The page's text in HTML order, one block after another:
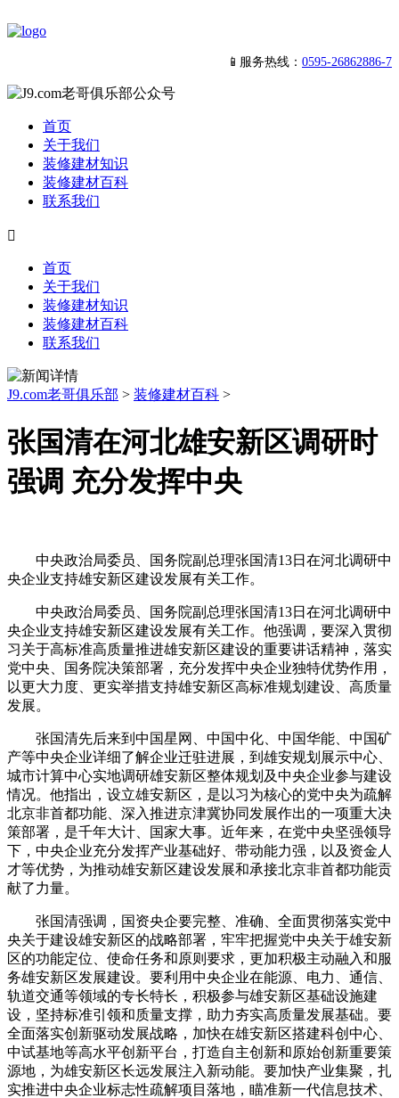
📱服务热线： 0595-26862886-7
首页
关于我们
装修建材知识
装修建材百科
联系我们

首页
关于我们
装修建材知识
装修建材百科
联系我们
J9.com老哥俱乐部 > 装修建材百科 >
张国清在河北雄安新区调研时
强调 充分发挥中央
中央政治局委员、国务院副总理张国清13日在河北调研中
央企业支持雄安新区建设发展有关工作。
中央政治局委员、国务院副总理张国清13日在河北调研中
央企业支持雄安新区建设发展有关工作。他强调，要深入贯彻
习关于高标准高质量推进雄安新区建设的重要讲话精神，落实
党中央、国务院决策部署，充分发挥中央企业独特优势作用，
以更大力度、更实举措支持雄安新区高标准规划建设、高质量
发展。
张国清先后来到中国星网、中国中化、中国华能、中国矿
产等中央企业详细了解企业迁驻进展，到雄安规划展示中心、
城市计算中心实地调研雄安新区整体规划及中央企业参与建设
情况。他指出，设立雄安新区，是以习为核心的党中央为疏解
北京非首都功能、深入推进京津冀协同发展作出的一项重大决
策部署，是千年大计、国家大事。近年来，在党中央坚强领导
下，中央企业充分发挥产业基础好、带动能力强，以及资金人
才等优势，为推动雄安新区建设发展和承接北京非首都功能贡
献了力量。
张国清强调，国资央企要完整、准确、全面贯彻落实党中
央关于建设雄安新区的战略部署，牢牢把握党中央关于雄安新
区的功能定位、使命任务和原则要求，更加积极主动融入和服
务雄安新区发展建设。要利用中央企业在能源、电力、通信、
轨道交通等领域的专长特长，积极参与雄安新区基础设施建
设，坚持标准引领和质量支撑，助力夯实高质量发展基础。要
全面落实创新驱动发展战略，加快在雄安新区搭建科创中心、
中试基地等高水平创新平台，打造自主创新和原始创新重要策
源地，为雄安新区长远发展注入新动能。要加快产业集聚，扎
实推进中央企业标志性疏解项目落地，瞄准新一代信息技术、